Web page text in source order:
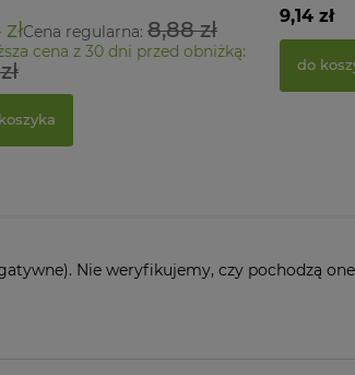
Cena regularna: 8,88 zł
cena z 30 dni przed obniżką:
9,14 zł
do
Nie weryfikujemy, czy pochodzą